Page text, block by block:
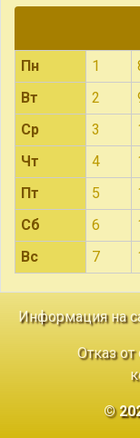
Пн 1
Вт
2
Ср
3
Чт
4
Пт
5
Сб
6
Вс
7
Информация на
Отказ от
©